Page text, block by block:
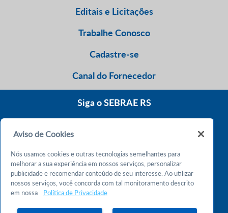
Editais e Licitações
Trabalhe Conosco
Cadastre-se
Canal do Fornecedor
Siga o SEBRAE RS
Atendimento 24h
Chame no WhatsApp
Aviso de Cookies
Nós usamos cookies e outras tecnologias semelhantes para
melhorar a sua experiência em nossos serviços, personalizar
publicidade e recomendar conteúdo de seu interesse. Ao utilizar
nossos serviços, você concorda com tal monitoramento descrito
em nossa
Política de Privacidade